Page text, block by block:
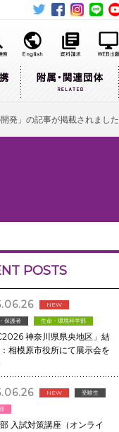
発」の記事が掲載されました
POSTS
NEW
保護者 生命・環境科学部
神奈川県県央地区」結
相模原市役所にて展示会を
NEW 受験生
入試対策講座（オンライ